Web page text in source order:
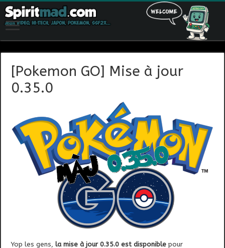
[Pokemon GO] Mise à jour
0.35.0
Yop les gens,la mise à jour 0.35.0 est disponible pour